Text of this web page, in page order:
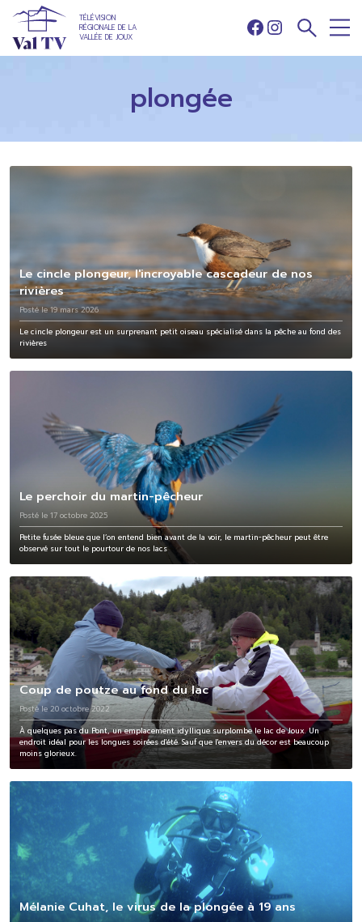
TÉLÉVISION
RÉGIONALE DE LA
VALLÉE DE JOUX
Facebook
Instagram
plongée
Le cincle plongeur, l'incroyable cascadeur de nos
rivières
Posté le 19 mars 2026
Le cincle plongeur est un surprenant petit oiseau spécialisé dans la pêche au fond des
rivières
Le perchoir du martin-pêcheur
Posté le 17 octobre 2025
Petite fusée bleue que l’on entend bien avant de la voir, le martin-pêcheur peut être
observé sur tout le pourtour de nos lacs
Coup de poutze au fond du lac
Posté le 20 octobre 2022
À quelques pas du Pont, un emplacement idyllique surplombe le lac de Joux. Un
endroit idéal pour les longues soirées d'été. Sauf que l'envers du décor est beaucoup
moins glorieux.
Mélanie Cuhat, le virus de la plongée à 19 ans